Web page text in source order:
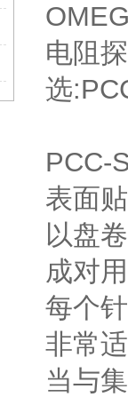
电阻
选
PCC-
表面
以盘
成对
每个
非常
当与